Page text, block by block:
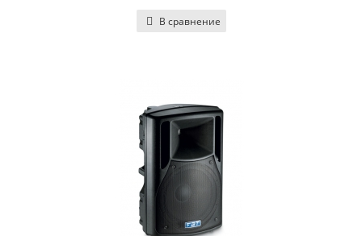
В сравнение